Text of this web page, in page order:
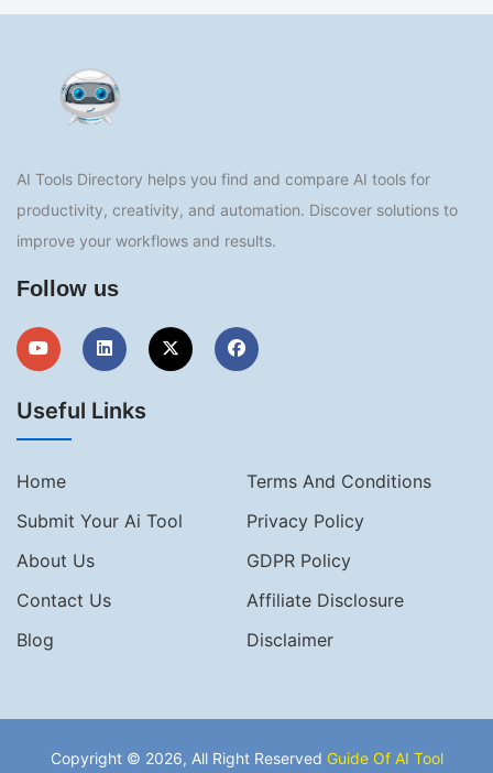
AI Tools Directory helps you find and compare AI tools for
productivity, creativity, and automation. Discover solutions to
improve your workflows and results.
Follow us
Useful Links
Home
Terms And Conditions
Submit Your Ai Tool
Privacy Policy
About Us
GDPR Policy
Contact Us
Affiliate Disclosure
Blog
Disclaimer
Copyright © 2026, All Right Reserved Guide Of AI Tool